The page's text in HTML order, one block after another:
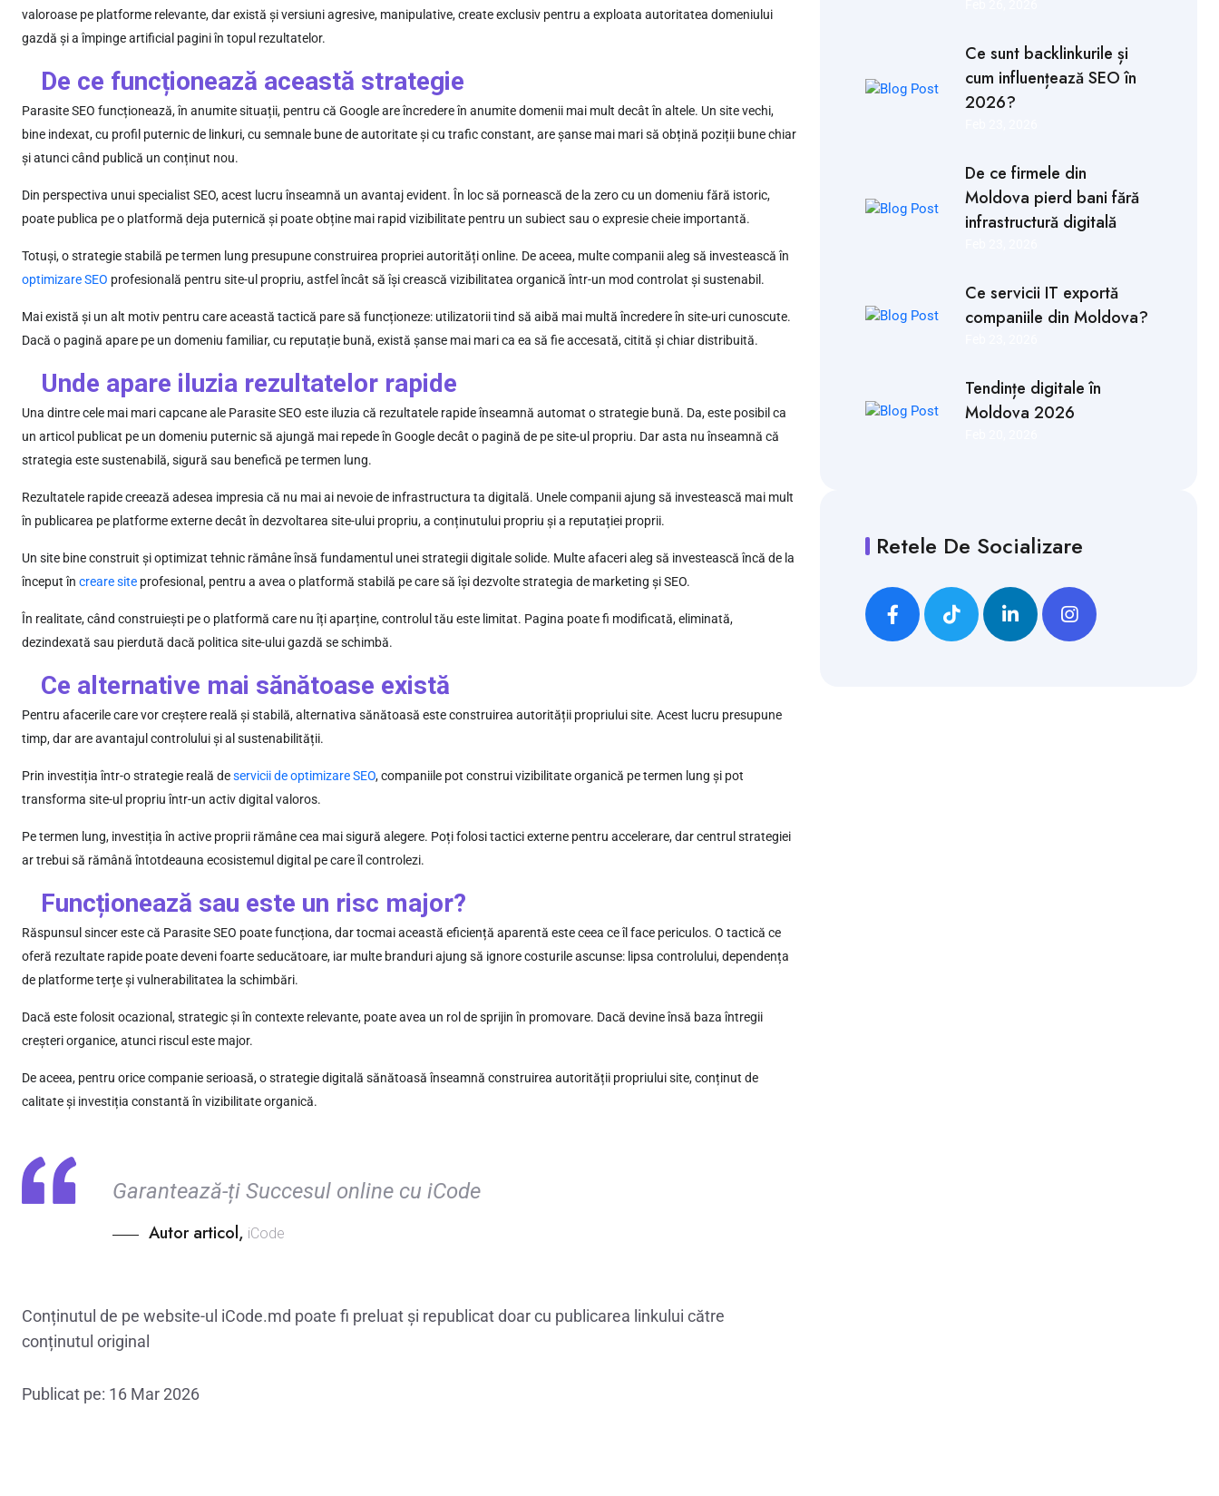
valoroase pe platforme relevante, dar există și versiuni agresive, manipulative, create exclusiv pentru a exploata autoritatea domeniului
gazdă și a împinge artificial pagini în topul rezultatelor.
De ce funcționează această strategie
Parasite SEO funcționează, în anumite situații, pentru că Google are încredere în anumite domenii mai mult decât în altele. Un site vechi,
bine indexat, cu profil puternic de linkuri, cu semnale bune de autoritate și cu trafic constant, are șanse mai mari să obțină poziții bune chiar
și atunci când publică un conținut nou.
Din perspectiva unui specialist SEO, acest lucru înseamnă un avantaj evident. În loc să pornească de la zero cu un domeniu fără istoric,
poate publica pe o platformă deja puternică și poate obține mai rapid vizibilitate pentru un subiect sau o expresie cheie importantă.
Totuși, o strategie stabilă pe termen lung presupune construirea propriei autorități online. De aceea, multe companii aleg să investească în
optimizare SEO profesională pentru site-ul propriu, astfel încât să își crească vizibilitatea organică într-un mod controlat și sustenabil.
Mai există și un alt motiv pentru care această tactică pare să funcționeze: utilizatorii tind să aibă mai multă încredere în site-uri cunoscute.
Dacă o pagină apare pe un domeniu familiar, cu reputație bună, există șanse mai mari ca ea să fie accesată, citită și chiar distribuită.
Unde apare iluzia rezultatelor rapide
Una dintre cele mai mari capcane ale Parasite SEO este iluzia că rezultatele rapide înseamnă automat o strategie bună. Da, este posibil ca
un articol publicat pe un domeniu puternic să ajungă mai repede în Google decât o pagină de pe site-ul propriu. Dar asta nu înseamnă că
strategia este sustenabilă, sigură sau benefică pe termen lung.
Rezultatele rapide creează adesea impresia că nu mai ai nevoie de infrastructura ta digitală. Unele companii ajung să investească mai mult
în publicarea pe platforme externe decât în dezvoltarea site-ului propriu, a conținutului propriu și a reputației proprii.
Un site bine construit și optimizat tehnic rămâne însă fundamentul unei strategii digitale solide. Multe afaceri aleg să investească încă de la
început în creare site profesional, pentru a avea o platformă stabilă pe care să își dezvolte strategia de marketing și SEO.
În realitate, când construiești pe o platformă care nu îți aparține, controlul tău este limitat. Pagina poate fi modificată, eliminată,
dezindexată sau pierdută dacă politica site-ului gazdă se schimbă.
Ce alternative mai sănătoase există
Pentru afacerile care vor creștere reală și stabilă, alternativa sănătoasă este construirea autorității propriului site. Acest lucru presupune
timp, dar are avantajul controlului și al sustenabilității.
Prin investiția într-o strategie reală deservicii de optimizare SEO, companiile pot construi vizibilitate organică pe termen lung și pot
transforma site-ul propriu într-un activ digital valoros.
Pe termen lung, investiția în active proprii rămâne cea mai sigură alegere. Poți folosi tactici externe pentru accelerare, dar centrul strategiei
ar trebui să rămână întotdeauna ecosistemul digital pe care îl controlezi.
Funcționează sau este un risc major?
Răspunsul sincer este că Parasite SEO poate funcționa, dar tocmai această eficiență aparentă este ceea ce îl face periculos. O tactică ce
oferă rezultate rapide poate deveni foarte seducătoare, iar multe branduri ajung să ignore costurile ascunse: lipsa controlului, dependența
de platforme terțe și vulnerabilitatea la schimbări.
Dacă este folosit ocazional, strategic și în contexte relevante, poate avea un rol de sprijin în promovare. Dacă devine însă baza întregii
creșteri organice, atunci riscul este major.
De aceea, pentru orice companie serioasă, o strategie digitală sănătoasă înseamnă construirea autorității propriului site, conținut de
calitate și investiția constantă în vizibilitate organică.
Garantează-ți Succesul online cu iCode
Autor articol, iCode
Conținutul de pe website-ul iCode.md poate fi preluat și republicat doar cu publicarea linkului către
conținutul original
Publicat pe: 16 Mar 2026
Ce sunt backlinkurile și
cum influențează SEO în
2026?
De ce firmele din
Moldova pierd bani fără
infrastructură digitală
Ce servicii IT exportă
companiile din Moldova?
Tendințe digitale în
Moldova 2026
Retele De Socializare